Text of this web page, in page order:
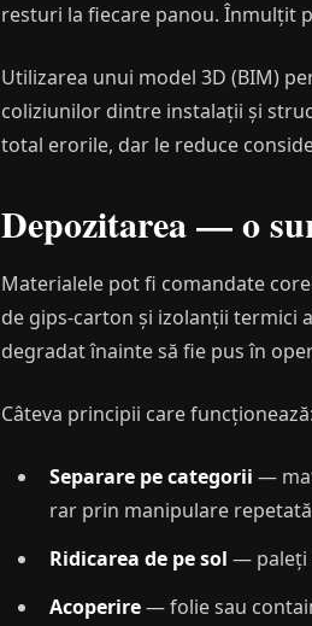
resturi la fiecare panou. Înmulțit
Utilizarea unui model 3D (BIM)
coliziunilor dintre instalații și
total erorile, dar le reduce
Depozitarea — o
Materialele pot fi comandate
de gips-carton și izolanții termici
degradat înainte să fie pus în
Câteva principii care funcționează:
Separare pe categorii —
rar prin manipulare repetată
Ridicarea de pe sol — paleți
Acoperire— folie sau